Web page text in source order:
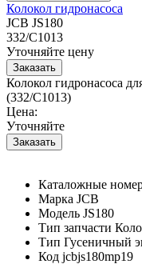
Колокол гидронасоса
JCB JS180
332/С1013
Уточняйте цену
Колокол гидронасоса
(332/С1013)
Цена:
Уточняйте
Каталожные
Марка JCB
Модель JS180
Тип запчасти
Тип Гусеничный
Код jcbjs180mp19